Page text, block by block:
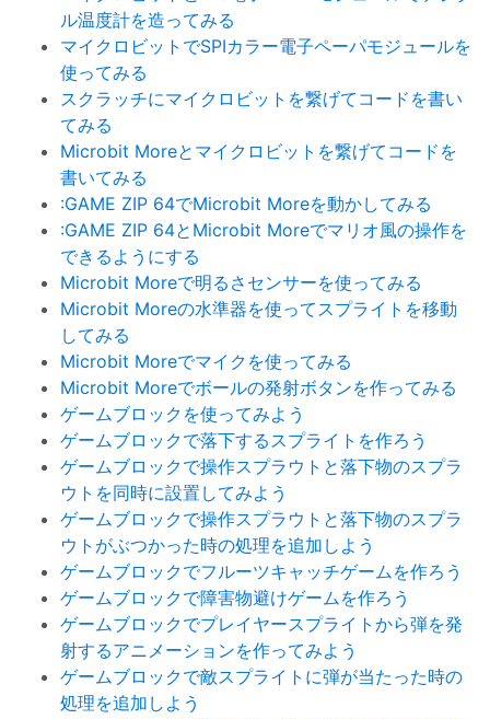
ル温度計を造ってみる
マイクロビットでSPIカラー電子ペーパモジュールを
使ってみる
スクラッチにマイクロビットを繋げてコードを書い
てみる
Microbit Moreとマイクロビットを繋げてコードを
書いてみる
:GAME ZIP 64でMicrobit Moreを動かしてみる
:GAME ZIP 64とMicrobit Moreでマリオ風の操作を
できるようにする
Microbit Moreで明るさセンサーを使ってみる
Microbit Moreの水準器を使ってスプライトを移動
してみる
Microbit Moreでマイクを使ってみる
Microbit Moreでボールの発射ボタンを作ってみる
ゲームブロックを使ってみよう
ゲームブロックで落下するスプライトを作ろう
ゲームブロックで操作スプラウトと落下物のスプラ
ウトを同時に設置してみよう
ゲームブロックで操作スプラウトと落下物のスプラ
ウトがぶつかった時の処理を追加しよう
ゲームブロックでフルーツキャッチゲームを作ろう
ゲームブロックで障害物避けゲームを作ろう
ゲームブロックでプレイヤースプライトから弾を発
射するアニメーションを作ってみよう
ゲームブロックで敵スプライトに弾が当たった時の
処理を追加しよう